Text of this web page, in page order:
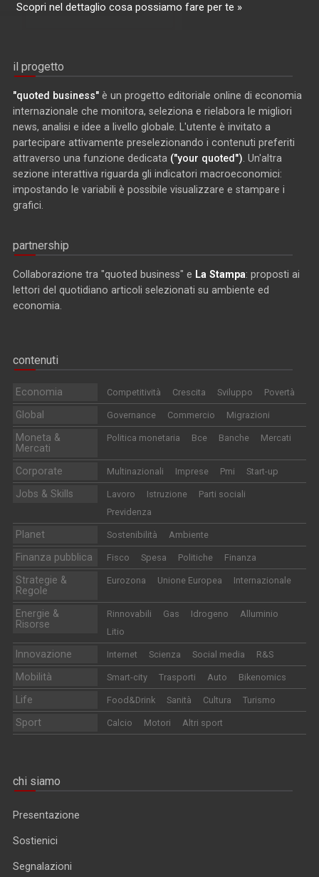
Scopri nel dettaglio cosa possiamo fare per te »
il progetto
"quoted business" è un progetto editoriale online di economia
internazionale che monitora, seleziona e rielabora le migliori
news, analisi e idee a livello globale. L'utente è invitato a
partecipare attivamente preselezionando i contenuti preferiti
attraverso una funzione dedicata ("your quoted") . Un'altra
sezione interattiva riguarda gli indicatori macroeconomici:
impostando le variabili è possibile visualizzare e stampare i
grafici.
partnership
Collaborazione tra "quoted business" e La Stampa: proposti ai
lettori del quotidiano articoli selezionati su ambiente ed
economia.
contenuti
Economia Competitività Crescita Sviluppo Povertà
Global Governance Commercio Migrazioni
Moneta &
Mercati
Politica monetaria Bce Banche Mercati
Corporate Multinazionali Imprese Pmi Start-up
Jobs & Skills Lavoro Istruzione
Parti sociali
Previdenza
Planet Sostenibilità Ambiente
Finanza pubblica Fisco Spesa Politiche Finanza
Strategie &
Regole
Eurozona Unione Europea Internazionale
Energie &
Risorse
Rinnovabili Gas Idrogeno
Alluminio
Litio
Innovazione Internet Scienza Social media R&S
Mobilità Smart-city Trasporti Auto Bikenomics
Life Food&Drink Sanità Cultura Turismo
Sport Calcio Motori Altri sport
chi siamo
Presentazione
Sostienici
Segnalazioni